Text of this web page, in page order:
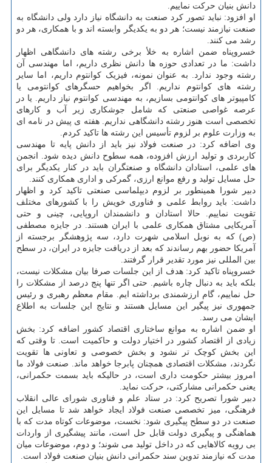
دانش بنیان حرکت نماییم.
او افزود: نباید تصور کرد صنعت به دانشگاه نیاز دارد ولی دانشگاه به
صنعت نیازمند نیست؛ هر دو به یکدیگر وابسته اند و با همکاری، هر دو
رشد می کنند.
خسروپناه ضمن اشاره به خلأ برخی رشته های دانشگاهی اظهار
داشت: ما در تعدادی حوزه ها دانش نظری داریم، اما مهندسی آن
رشته وجود ندارد. به عنوان نمونه، فیزیک کوانتوم داریم، اما سایر
رشته های کوانتوم نداریم. اگر بخواهیم حسگرهای کوانتومی یا
کامپیوتر های کوانتومی بسازیم، به مهندسی کوانتوم نیاز داریم. یا در
عرصه غواصی صنعتی که شامل جوشکاری زیر آب و کارهای
تخصصی است هنوز رشته دانشگاهی نداریم. هفته ی پیش در نامه ای
به وزارت علوم بر لزوم تأسیس این رشته ها تاکید کردم.
وی اضافه کرد: در صنعت فولاد نیز باید از دانش پایه تا مهندسی
کاربردی و تولید ارزش افزوده، همه سطوح دانش دیده شود. انجمن
های علمی، استادان دانشگاه و صنعتگران باید در کنار یکدیگر برای
حل مسایل تولید و رفع موانع ارزی، گمرکی و اداری همکاری کنند.
دبیر شورا همینطور بر لزوم دیپلماسی صنعتی تاکید کرد و اظهار
داشت: باید روابط علمی و فناوری خویش را با کشورهای مختلف
تقویت نماییم. حالا استادان و دانشمندان اروپایی، چینی و حتی
آمریکایی مشتاق همکاری علمی با ایران هستند. در جایزه مصطفی
(ص) که به نوبل اسلامی شهرت دارد، سه پژوهشگر برجسته از
آمریکا حضور بهم رساندند که بعد از دریافت جایزه در ایران، در سطح
بین المللی نیز مورد تقدیر قرار گرفتند.
خسروپناه تاکید کرد: هدف از این جلسات صرفا بیان مشکلات نیست،
بلکه باید به دنبال چاره باشیم. حتی اگر تنها پنج درصد از مشکلات را
حل نماییم، گام ارزشمندی برداشته ایم. مقام معظم رهبری و رئیس
جمهوری نیز پیگیر این مسایل هستند و نتایج این جلسات به اطلاع
ایشان می رسد.
او ضمن اشاره به موانع ساختاری اقتصاد کشور اضافه کرد: بخش
زیادی از اقتصاد کشور در اختیار دولت و حاکمیت است. تا وقتی که
این بخش کوچک تر نشود و بخش خصوصی و تعاونی ها تقویت
نگردند، مشکلات اقتصادی همچنان پابرجا خواهد ماند. صنعت فولاد ما
امروز بیشتر حکومت داری است، در حالیکه باید بسمت حکمرانی،
یعنی حکمرانی مشارکتی، حرکت نماید.
دبیر شورا تصریح کرد: در ستاد علم و فناوری شورای عالی انقلاب
فرهنگی، میز تخصصی صنعت فولاد ایجاد خواهد شد تا مسایل این
صنعت در دو سطح پیگیری شود: نخست، موضوعات کوتاه مدت که با
هماهنگی و پیگیری دولت قابل حل است، مانند پیشگیری از واردات
بی رویه کالاهایی که در داخل تولید می شوند؛ و دوم، موضوعات میان
مدت که نیازمند تدوین سند حکمرانی دانش بنیان صنعت فولاد است.